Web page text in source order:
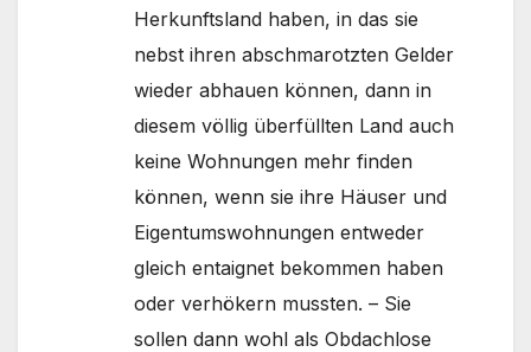
Herkunftsland haben, in das sie
nebst ihren abschmarotzten Gelder
wieder abhauen können, dann in
diesem völlig überfüllten Land auch
keine Wohnungen mehr finden
können, wenn sie ihre Häuser und
Eigentumswohnungen entweder
gleich entaignet bekommen haben
oder verhökern mussten. – Sie
sollen dann wohl als Obdachlose